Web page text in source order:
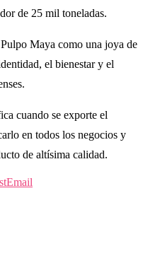
de 25 mil toneladas.
Maya como una joya de
el bienestar y el
cuando se exporte el
en todos los negocios y
de altísima calidad.
Email